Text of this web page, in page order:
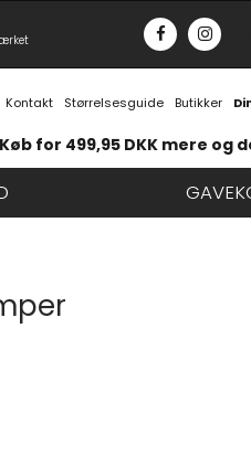
Kontakt Størrelsesguide Butikker
Køb for 499,95 DKK mere